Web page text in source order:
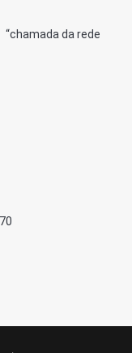
da rede